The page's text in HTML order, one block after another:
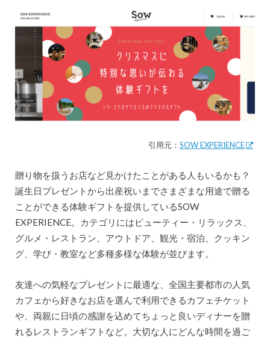
引用元：SOW EXPERIENCE
贈り物を扱うお店など見かけたことがある人もいるかも？
誕生日プレゼントから出産祝いまでさまざまな用途で贈る
ことができる体験ギフトを提供しているSOW
EXPERIENCE。カテゴリにはビューティー・リラックス、
グルメ・レストラン、アウトドア、観光・宿泊、クッキン
グ、学び・教室など多種多様な体験が並びます。
友達への気軽なプレゼントに最適な、全国主要都市の人気
カフェから好きなお店を選んで利用できるカフェチケット
や、両親に日頃の感謝を込めてちょっと良いディナーを贈
れるレストランギフトなど。大切な人にどんな時間を過ご